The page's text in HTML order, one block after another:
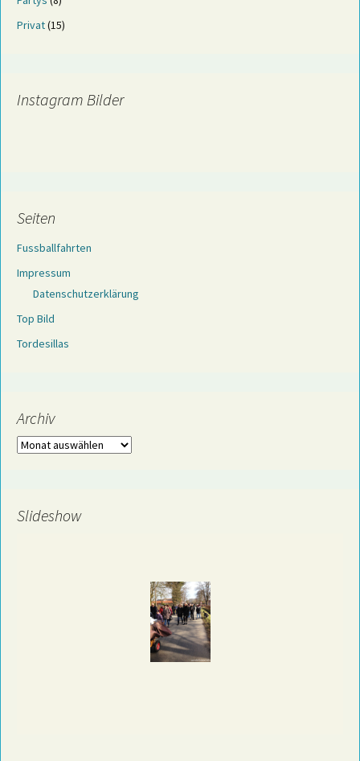
Privat(15)
Instagram Bilder
Seiten
Fussballfahrten
Impressum
Datenschutzerklärung
Top Bild
Tordesillas
Archiv
Archiv
Slideshow